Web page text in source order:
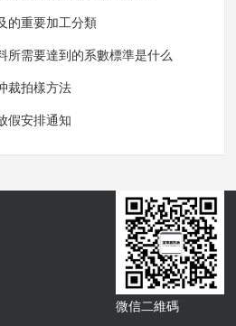
的重要加工分類
所需要達到的系數標準是什么
裁拍樣方法
假安排通知
微信二維碼